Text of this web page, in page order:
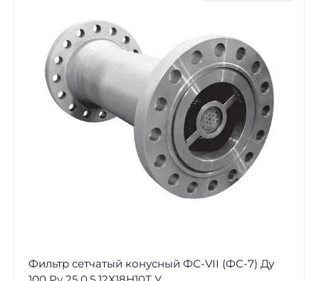
Фильтр сетчатый конусный ФС-VII (ФС-7) Ду